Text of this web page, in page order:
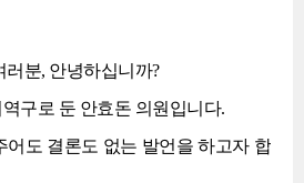
분, 안녕하십니까?
구로 둔 안효돈 의원입니다.
어도 결론도 없는 발언을 하고자 합